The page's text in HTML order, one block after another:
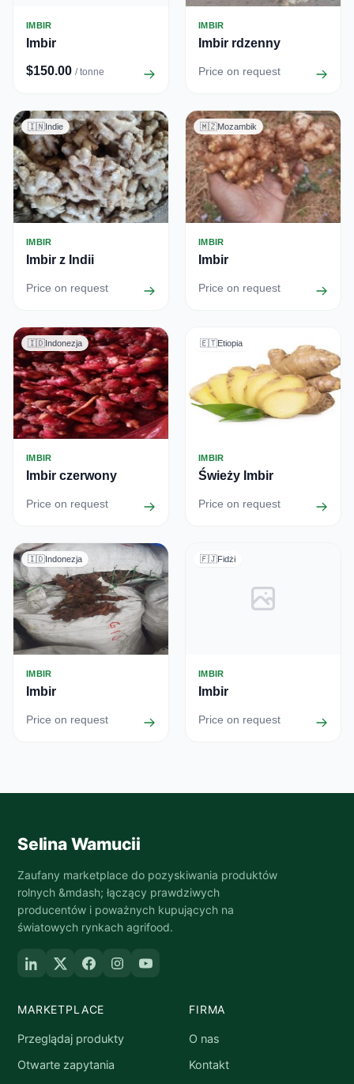
IMBIR
Imbir
$150.00 / tonne
IMBIR
Imbir rdzenny
Price on request
🇮🇳 Indie
IMBIR
Imbir z Indii
Price on request
🇲🇿Mozambik
IMBIR
Imbir
Price on request
🇮🇩Indonezja
IMBIR
Imbir czerwony
Price on request
🇪🇹Etiopia
IMBIR
Świeży Imbir
Price on request
🇮🇩Indonezja
IMBIR
Imbir
Price on request
🇫🇯Fidżi
IMBIR
Imbir
Price on request
Selina Wamucii
Zaufany marketplace do pozyskiwania produktów
rolnych &mdash; łączący prawdziwych
producentów i poważnych kupujących na
światowych rynkach agrifood.
MARKETPLACE
Przeglądaj produkty
Otwarte zapytania
FIRMA
O nas
Kontakt